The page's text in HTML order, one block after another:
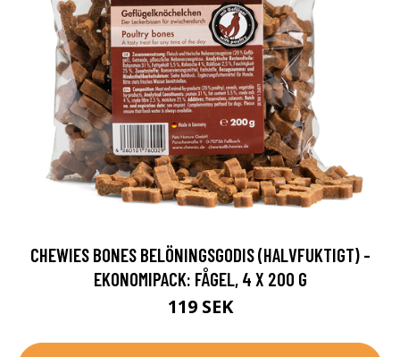
CHEWIES BONES BELÖNINGSGODIS (HALVFUKTIGT) -
EKONOMIPACK: FÅGEL, 4 X 200 G
119 SEK